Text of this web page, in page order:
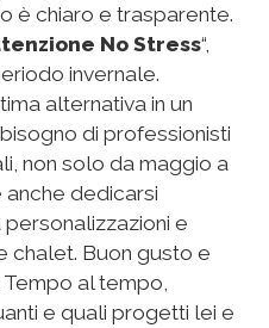
è chiaro e trasparente.
No Stress“,
invernale.
alternativa in un
di professionisti
non solo da maggio a
dedicarsi
personalizzazioni e
chalet. Buon gusto e
al tempo,
e quali progetti lei e